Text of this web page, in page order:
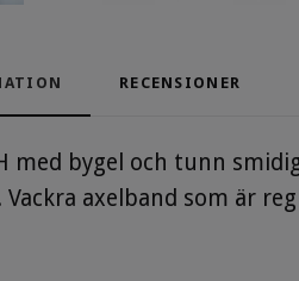
RECENSIONER
med bygel och tunn
axelband som är